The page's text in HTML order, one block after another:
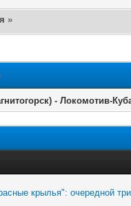
»
- Локомотив-
крылья": очередной